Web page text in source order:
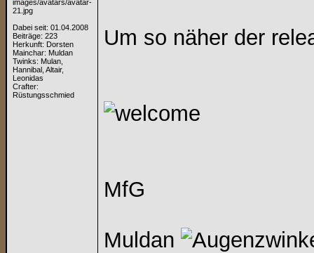
Dabei seit: 01.04.2008
Beiträge: 223
Herkunft: Dorsten
Mainchar: Muldan
Twinks: Mulan,
Hannibal, Altair,
Leonidas
Crafter:
Rüstungsschmied
Um so näher der
MfG
Muldan